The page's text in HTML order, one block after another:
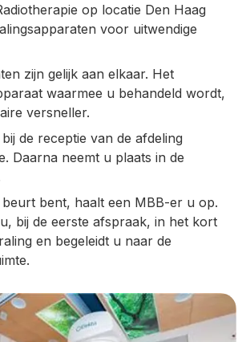
op locatie Den Haag
voor uitwendige
zijn gelijk aan elkaar. Het
waarmee u behandeld wordt,
versneller.
de receptie van de afdeling
Daarna neemt u plaats in de
bent, haalt een MBB-er u op.
bij de eerste afspraak, in het kort
en begeleidt u naar de